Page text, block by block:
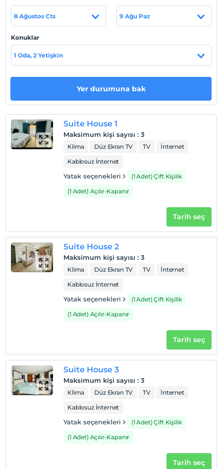
Haritada Göster
Otel koşulları
Check/in
En erken saat 14:00 ve sonrası
Check/out
En geç saat 12:00 ve öncesi
Evcil Hayvan
Evcil hayvan kabul edilmemektedir.
Tesisimizde 9 yaş altı çocuklar konaklayamaz
8 Ağustos Cts 9 Ağu Paz
Konuklar
1 Oda, 2 Yetişkin
Yer durumuna bak
Suite House 1
Maksimum kişi sayısı : 3
Klima Düz Ekran TV TV
İnternet
Kablosuz İnternet
Yatak seçenekleri
(1 Adet) Çift Kişilik
(1 Adet) Açılır-Kapanır
Tarih seç
Suite House 2
Maksimum kişi sayısı : 3
Klima Düz Ekran TV TV
İnternet
Kablosuz İnternet
Yatak seçenekleri
(1 Adet) Çift Kişilik
(1 Adet) Açılır-Kapanır
Tarih seç
Suite House 3
Maksimum kişi sayısı : 3
Klima Düz Ekran TV TV
İnternet
Kablosuz İnternet
Yatak seçenekleri
(1 Adet) Çift Kişilik
(1 Adet) Açılır-Kapanır
Tarih seç